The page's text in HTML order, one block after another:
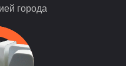
города